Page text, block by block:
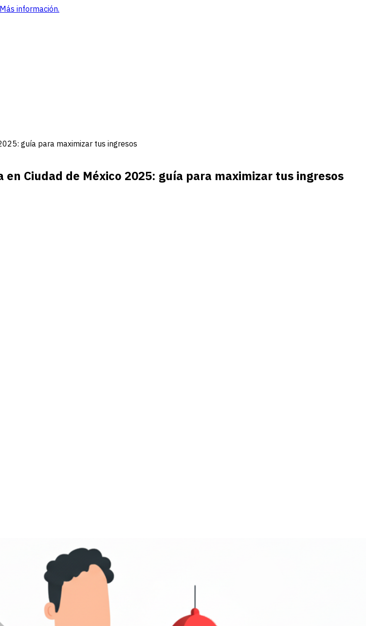
Más información.
guía para maximizar tus ingresos
Ciudad de México 2025: guía para maximizar tus ingresos